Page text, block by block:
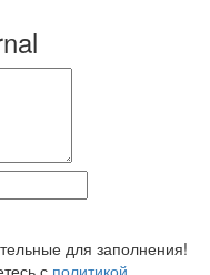
для заполнения!